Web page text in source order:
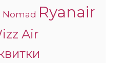
Nomad Ryanair
Air